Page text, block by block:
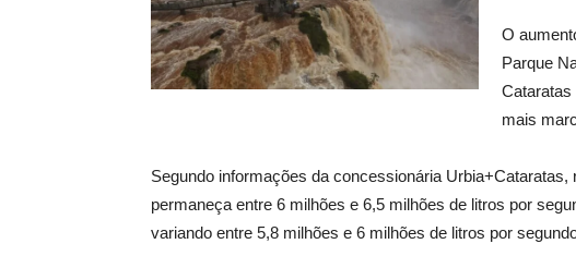
O
Parque
Cataratas
mais
Segundo informações da concessionária
permaneça entre 6 milhões e 6,5 milhões de litros por
variando entre 5,8 milhões e 6 milhões de litros por